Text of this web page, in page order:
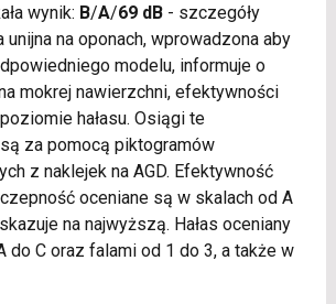
wynik: B/A/69 dB- szczegóły
unijna na oponach, wprowadzona aby
modelu, informuje o
mokrej nawierzchni, efektywności
hałasu. Osiągi te
za pomocą piktogramów
z naklejek na AGD. Efektywność
oceniane są w skalach od A
na najwyższą. Hałas oceniany
do C oraz falami od 1 do 3, a także w